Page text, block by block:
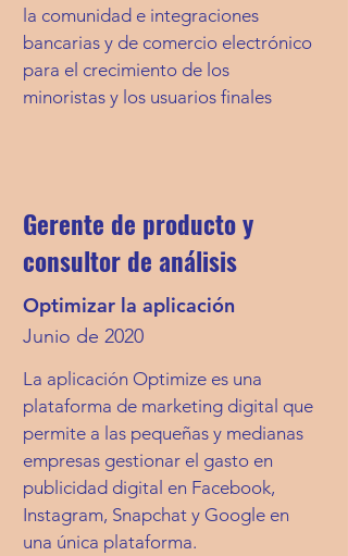
la comunidad e integraciones
bancarias y de comercio electrónico
para el crecimiento de los
minoristas y los usuarios finales
Gerente de producto y
consultor de análisis
Optimizar la aplicación
Junio de 2020
La aplicación Optimize es una
plataforma de marketing digital que
permite a las pequeñas y medianas
empresas gestionar el gasto en
publicidad digital en Facebook,
Instagram, Snapchat y Google en
una única plataforma.